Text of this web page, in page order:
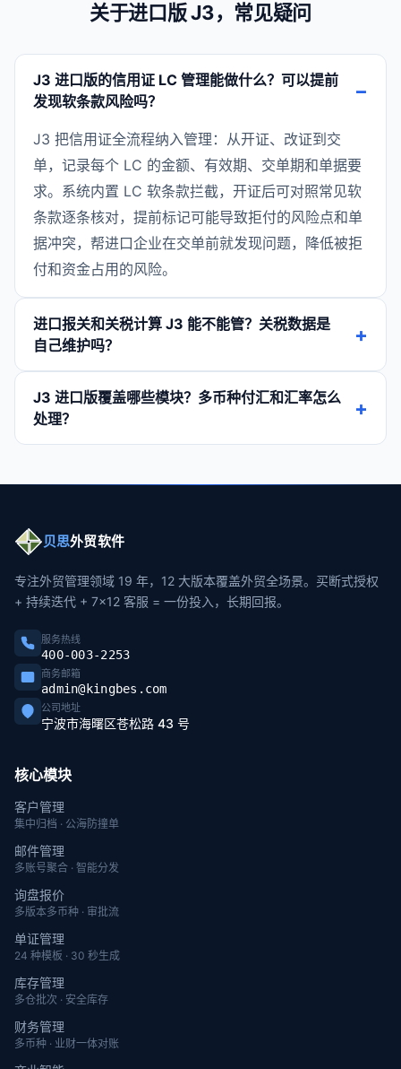
关于进口版 J3，常见疑问
J3 进口版的信用证 LC 管理能做什么？可以提前
发现软条款风险吗？
J3 把信用证全流程纳入管理：从开证、改证到交
单，记录每个 LC 的金额、有效期、交单期和单据要
求。系统内置 LC 软条款拦截，开证后可对照常见软
条款逐条核对，提前标记可能导致拒付的风险点和单
据冲突，帮进口企业在交单前就发现问题，降低被拒
付和资金占用的风险。
进口报关和关税计算 J3 能不能管？关税数据是
自己维护吗？
J3 进口版覆盖哪些模块？多币种付汇和汇率怎么
处理？
贝思外贸软件
专注外贸管理领域 19 年，12 大版本覆盖外贸全场景。买断式授权
+ 持续迭代 + 7×12 客服 = 一份投入，长期回报。
服务热线
400-003-2253
商务邮箱
admin@kingbes.com
公司地址
宁波市海曙区苍松路 43 号
核心模块
客户管理
集中归档 · 公海防撞单
邮件管理
多账号聚合 · 智能分发
询盘报价
多版本多币种 · 审批流
单证管理
24 种模板 · 30 秒生成
库存管理
多仓批次 · 安全库存
财务管理
多币种 · 业财一体对账